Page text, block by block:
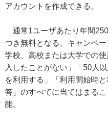
アカウントを作成できる。
通常1ユーザあたり年間
つき無料となる。キャンペ
学校、高校または大学での
入したことがない」「50人
を利用する」「利用開始時
答」のすべてに当てはまる
能。